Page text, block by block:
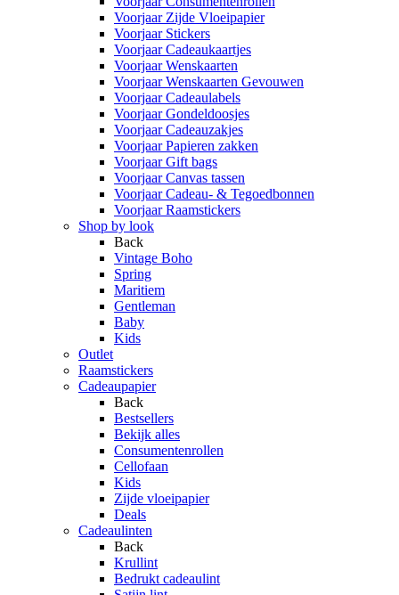
Voorjaar Zijde Vloeipapier
Voorjaar Stickers
Voorjaar Cadeaukaartjes
Voorjaar Wenskaarten
Voorjaar Wenskaarten Gevouwen
Voorjaar Cadeaulabels
Voorjaar Gondeldoosjes
Voorjaar Cadeauzakjes
Voorjaar Papieren zakken
Voorjaar Gift bags
Voorjaar Canvas tassen
Voorjaar Cadeau- & Tegoedbonnen
Voorjaar Raamstickers
Shop by look
Back
Vintage Boho
Spring
Maritiem
Gentleman
Baby
Kids
Outlet
Raamstickers
Cadeaupapier
Back
Bestsellers
Bekijk alles
Consumentenrollen
Cellofaan
Kids
Zijde vloeipapier
Deals
Cadeaulinten
Back
Krullint
Bedrukt cadeaulint